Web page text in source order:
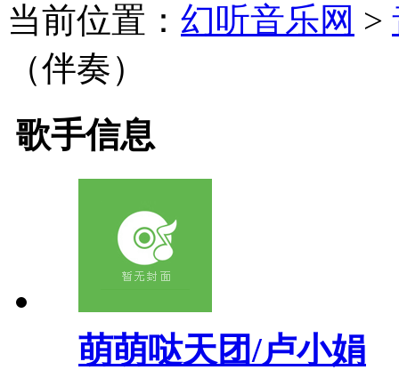
当前位置： 幻听音乐网 >
（伴奏）
歌手信息
萌萌哒天团/卢小娟